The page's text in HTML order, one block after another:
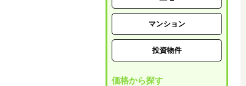
マンション
投資物件
価格から探す